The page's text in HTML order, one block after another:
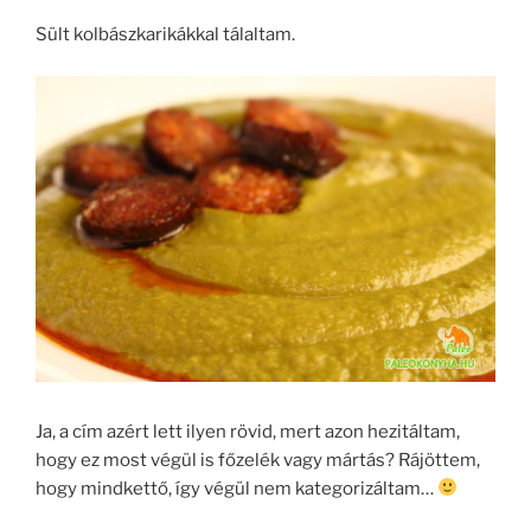
Sült kolbászkarikákkal tálaltam.
Ja, a cím azért lett ilyen rövid, mert azon hezitáltam,
hogy ez most végül is főzelék vagy mártás? Rájöttem,
hogy mindkettő, így végül nem kategorizáltam…